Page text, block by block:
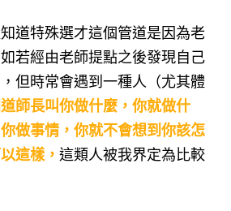
道特殊選才這個管道是因為老
若經由老師提點之後發現自己
但時常會遇到一種人（尤其體
師長叫你做什麼，你就做什
做事情，你就不會想到你該怎
這樣， 這類人被我界定為比較